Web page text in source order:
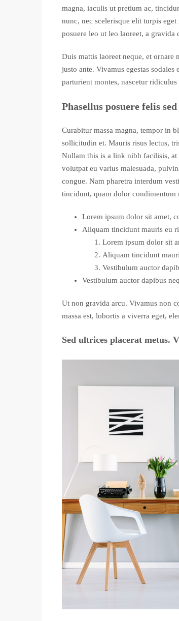
magna, iaculis ut pretium ac,
nunc, nec scelerisque elit turpis
posuere leo ut leo laoreet, a
Duis mattis laoreet neque, et
justo ante. Vivamus egestas
parturient montes, nascetur
Phasellus posuere felis
Curabitur massa magna, tempor in
sollicitudin et. Mauris risus lectus,
Nullam this is a link nibh facilisis,
volutpat eu varius malesuada,
congue. Nam pharetra interdum
tincidunt, quam dolor
Lorem ipsum dolor sit amet,
Aliquam tincidunt mauris eu
Lorem ipsum dolor sit
Aliquam tincidunt
Vestibulum auctor
Vestibulum auctor dapibus
Ut non gravida arcu. Vivamus non
massa est, lobortis a viverra eget,
Sed ultrices placerat metus.